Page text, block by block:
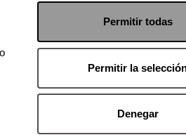
Permitir todas
Permitir la
Denegar